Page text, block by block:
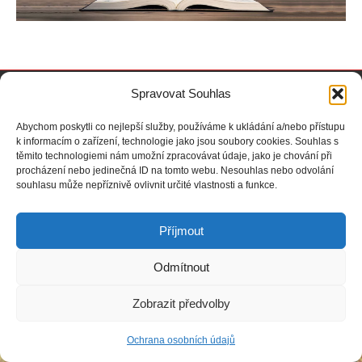
Spravovat Souhlas
Abychom poskytli co nejlepší služby, používáme k ukládání a/nebo přístupu
k informacím o zařízení, technologie jako jsou soubory cookies. Souhlas s
těmito technologiemi nám umožní zpracovávat údaje, jako je chování při
procházení nebo jedinečná ID na tomto webu. Nesouhlas nebo odvolání
souhlasu může nepříznivě ovlivnit určité vlastnosti a funkce.
Příjmout
Odmítnout
Zobrazit předvolby
Ochrana osobních údajů
Copyright © Weiron Dynamics, s.r.o. | Tvorba webových stránek
a